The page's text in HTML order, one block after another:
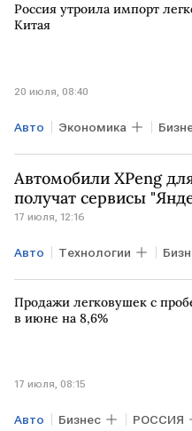
Россия утроила импорт
Китая
20 июля, 08:40
Авто Экономика
КИТАЙ
Автомобили XPeng
получат сервисы
17 июля, 12:16
Авто Технологии
Яндекс
Продажи легковушек с
в июне на 8,6%
17 июля, 08:15
Авто Бизнес РОССИЯ